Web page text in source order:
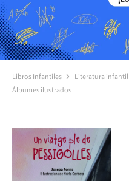
Libros Infantiles Literatura infantil
Álbumes ilustrados